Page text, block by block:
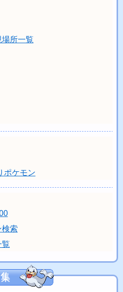
所一覧
ポケモン
索
覧